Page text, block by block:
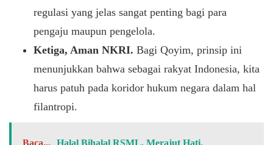
regulasi yang jelas sangat penting bagi para
pengaju maupun pengelola.
Ketiga, Aman NKRI. Bagi Qoyim, prinsip ini
menunjukkan bahwa sebagai rakyat Indonesia, kita
harus patuh pada koridor hukum negara dalam hal
filantropi.
Baca... Halal Bihalal RSML, Merajut Hati,